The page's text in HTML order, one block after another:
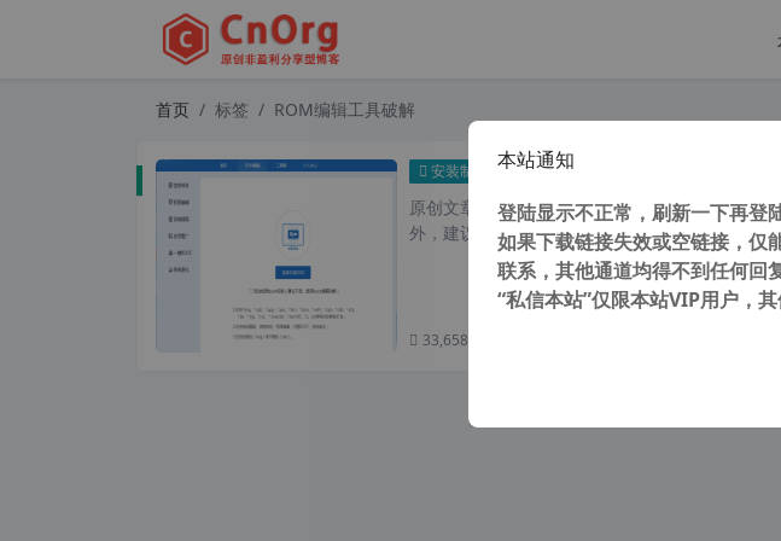
首页 标签 ROM编辑工具破解
安装制作 ROM编辑工具 ROM大师 v1.4 真
原创文章，转载请注明： 转载自 cnorg.12hp.de
外，建议避开晚上的访问高...
33,658 次浏览
本站通知
登陆显示不正常，刷新一下再登
如果下载链接失效或空链接，仅
联系，其他通道均得不到任何回
“私信本站”仅限本站VIP用户，